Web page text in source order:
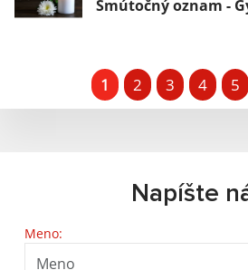
Smútočný oznam -
1 2 3 4 5
Napíšte
Meno: